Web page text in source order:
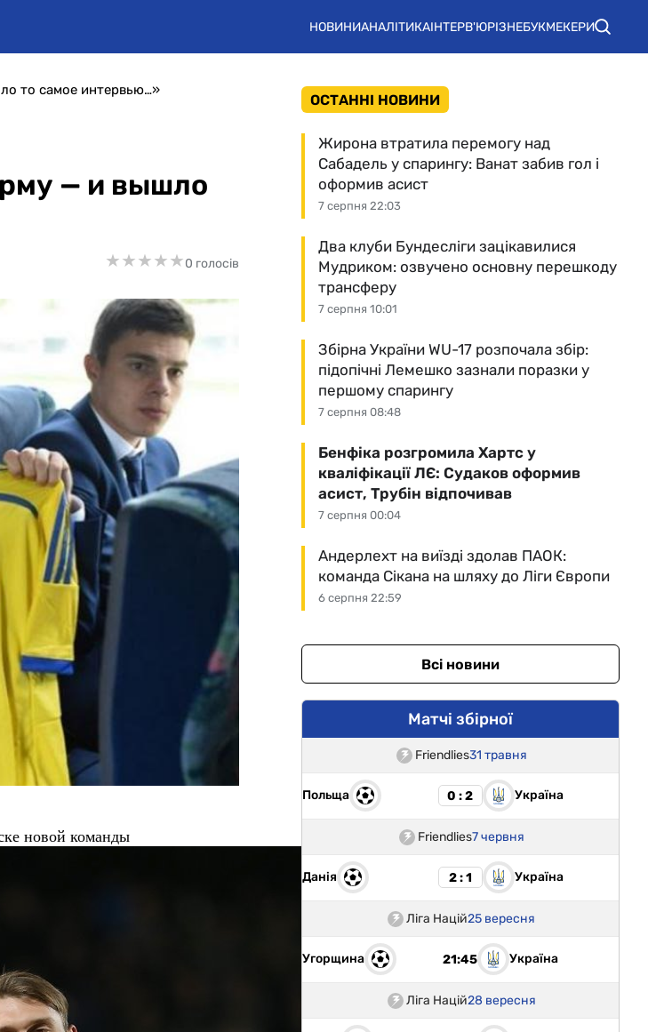
НОВИНИАНАЛІТИКАІНТЕРВ'ЮРІЗНЕБУКМЕКЕРИ
то самое интервью…»
— и вышло
★★★★★
★★★★★0 голосів
новой команды
ОСТАННІ НОВИНИ
7 серпня 22:03
Жирона втратила перемогу над
Сабадель у спарингу: Ванат забив гол і
оформив асист
7 серпня 10:01
Два клуби Бундесліги зацікавилися
Мудриком: озвучено основну перешкоду
трансферу
7 серпня 08:48
Збірна України WU-17 розпочала збір:
підопічні Лемешко зазнали поразки у
першому спарингу
7 серпня 00:04
Бенфіка розгромила Хартс у
кваліфікації ЛЄ: Судаков оформив
асист, Трубін відпочивав
6 серпня 22:59
Андерлехт на виїзді здолав ПАОК:
команда Сікана на шляху до Ліги Європи
Всі новини
Матчі збірної
Friendlies31 травня
Польща 0 : 2 Україна
Friendlies7 червня
Данія 2 : 1 Україна
Ліга Націй25 вересня
Угорщина 21:45 Україна
Ліга Націй28 вересня